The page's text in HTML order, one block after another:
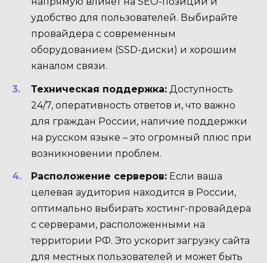
удобство для пользователей. Выбирайте
провайдера с современным
оборудованием (SSD-диски) и хорошим
каналом связи.
Техническая поддержка: Доступность
24/7, оперативность ответов и, что важно
для граждан России, наличие поддержки
на русском языке – это огромный плюс при
возникновении проблем.
Расположение серверов: Если ваша
целевая аудитория находится в России,
оптимально выбирать хостинг-провайдера
с серверами, расположенными на
территории РФ. Это ускорит загрузку сайта
для местных пользователей и может быть